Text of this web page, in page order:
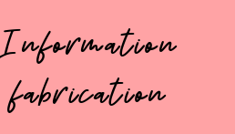
Information
fabrication